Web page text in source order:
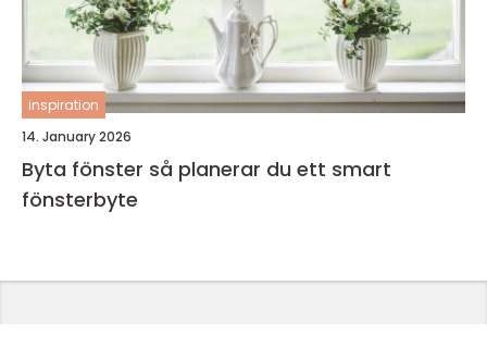
inspiration
14. January 2026
Byta fönster så planerar du ett smart
fönsterbyte